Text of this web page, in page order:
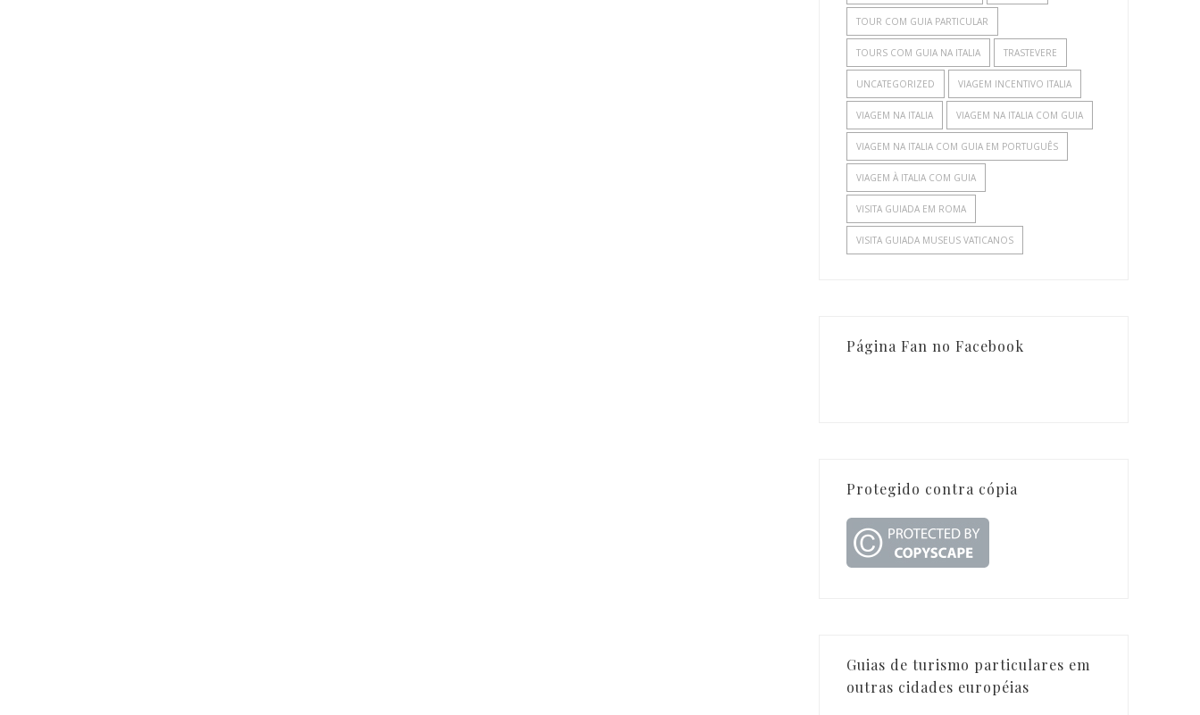
TOUR COM GUIA PARTICULAR
TOURS COM GUIA NA ITALIA TRASTEVERE
UNCATEGORIZED VIAGEM INCENTIVO ITALIA
VIAGEM NA ITALIA VIAGEM NA ITALIA COM GUIA
VIAGEM NA ITALIA COM GUIA EM PORTUGUÊS
VIAGEM À ITALIA COM GUIA
VISITA GUIADA EM ROMA
VISITA GUIADA MUSEUS VATICANOS
Página Fan no Facebook
Protegido contra cópia
Guias de turismo particulares em
outras cidades européias